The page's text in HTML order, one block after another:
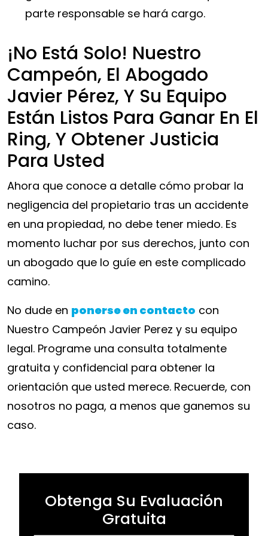
parte responsable se hará cargo.
¡No Está Solo! Nuestro
Campeón, El Abogado
Javier Pérez, Y Su Equipo
Están Listos Para Ganar En El
Ring, Y Obtener Justicia
Para Usted
Ahora que conoce a detalle cómo probar la
negligencia del propietario tras un accidente
en una propiedad, no debe tener miedo. Es
momento luchar por sus derechos, junto con
un abogado que lo guíe en este complicado
camino.
No dude en ponerse en contacto con
Nuestro Campeón Javier Perez y su equipo
legal. Programe una consulta totalmente
gratuita y confidencial para obtener la
orientación que usted merece. Recuerde, con
nosotros no paga, a menos que ganemos su
caso.
Obtenga Su Evaluación
Gratuita